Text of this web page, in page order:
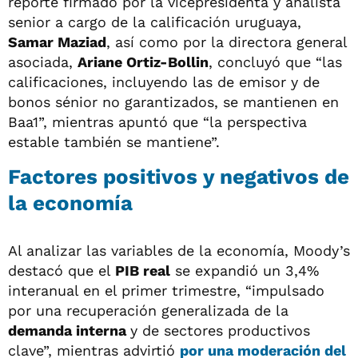
senior a cargo de la calificación uruguaya,
Samar Maziad, así como por la directora general
asociada, Ariane Ortiz-Bollin, concluyó que “las
calificaciones, incluyendo las de emisor y de
bonos sénior no garantizados, se mantienen en
Baa1”, mientras apuntó que “la perspectiva
estable también se mantiene”.
Factores positivos y negativos de
la economía
Al analizar las variables de la economía, Moody’s
destacó que el PIB real se expandió un 3,4%
interanual en el primer trimestre, “impulsado
por una recuperación generalizada de la
demanda internay de sectores productivos
clave”, mientras advirtió por una moderación del